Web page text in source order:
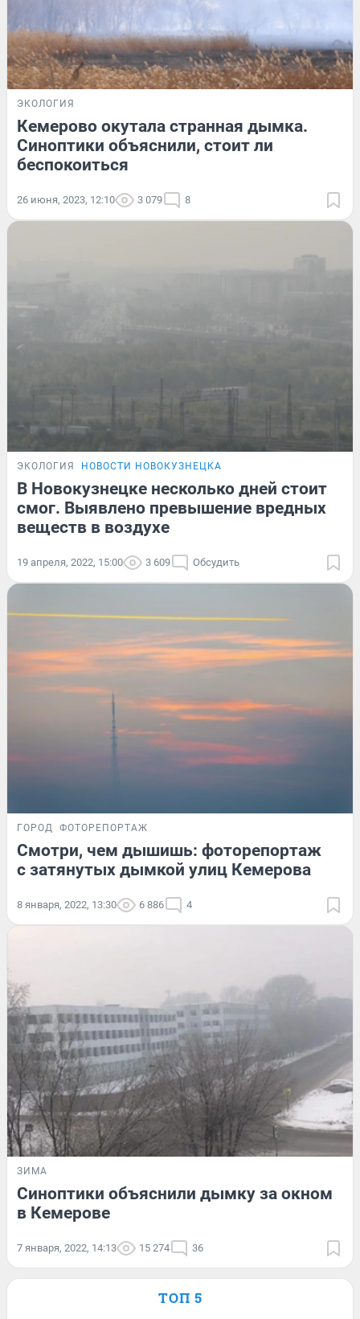
ЭКОЛОГИЯ
Кемерово окутала странная дымка.
Синоптики объяснили, стоит ли
беспокоиться
26 июня, 2023, 12:10 3 079 8
ЭКОЛОГИЯ НОВОСТИ НОВОКУЗНЕЦКА
В Новокузнецке несколько дней стоит
смог. Выявлено превышение вредных
веществ в воздухе
19 апреля, 2022, 15:00 3 609 Обсудить
ГОРОД ФОТОРЕПОРТАЖ
Смотри, чем дышишь: фоторепортаж
с затянутых дымкой улиц Кемерова
8 января, 2022, 13:30 6 886 4
ЗИМА
Синоптики объяснили дымку за окном
в Кемерове
7 января, 2022, 14:13 15 274 36
ТОП 5